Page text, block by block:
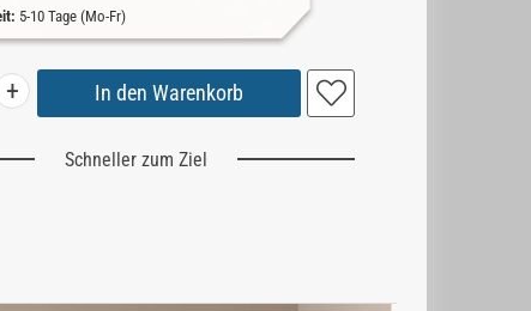
5-10 Tage (Mo-Fr)
+
Schneller zum Ziel